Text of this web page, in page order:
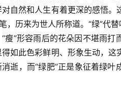
自然和人生有着更深的感悟。
历来为世人所称道。“绿”代
瘦”形容雨后的花朵因不堪雨打
如此色彩鲜明、形象生动，这
逝，而“绿肥”正是象征着绿叶